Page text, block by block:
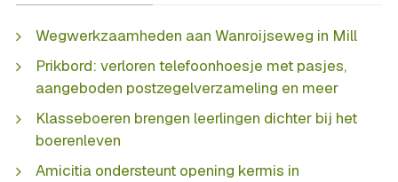
Wegwerkzaamheden aan Wanroijseweg in Mill
Prikbord: verloren telefoonhoesje met pasjes,
aangeboden postzegelverzameling en meer
Klasseboeren brengen leerlingen dichter bij het
boerenleven
Amicitia ondersteunt opening kermis in